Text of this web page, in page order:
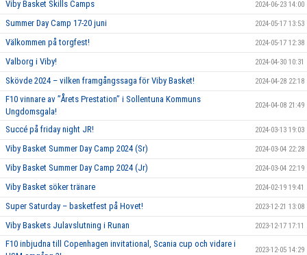
Viby Basket Skills Camps 2024-06-23 14:00
Summer Day Camp 17-20 juni 2024-05-17 13:53
Välkommen på torgfest! 2024-05-17 12:38
Valborg i Viby! 2024-04-30 10:31
Skövde 2024 – vilken framgångssaga för Viby Basket! 2024-04-28 22:18
F10 vinnare av ”Årets Prestation” i Sollentuna Kommuns
Ungdomsgala!
2024-04-08 21:49
Succé på friday night JR! 2024-03-13 19:03
Viby Basket Summer Day Camp 2024 (Sr) 2024-03-04 22:28
Viby Basket Summer Day Camp 2024 (Jr) 2024-03-04 22:19
Viby Basket söker tränare 2024-02-19 19:41
Super Saturday – basketfest på Hovet! 2023-12-21 13:08
Viby Baskets Julavslutning i Runan 2023-12-17 17:11
F10 inbjudna till Copenhagen invitational, Scania cup och vidare i
2023-12-05 14:29